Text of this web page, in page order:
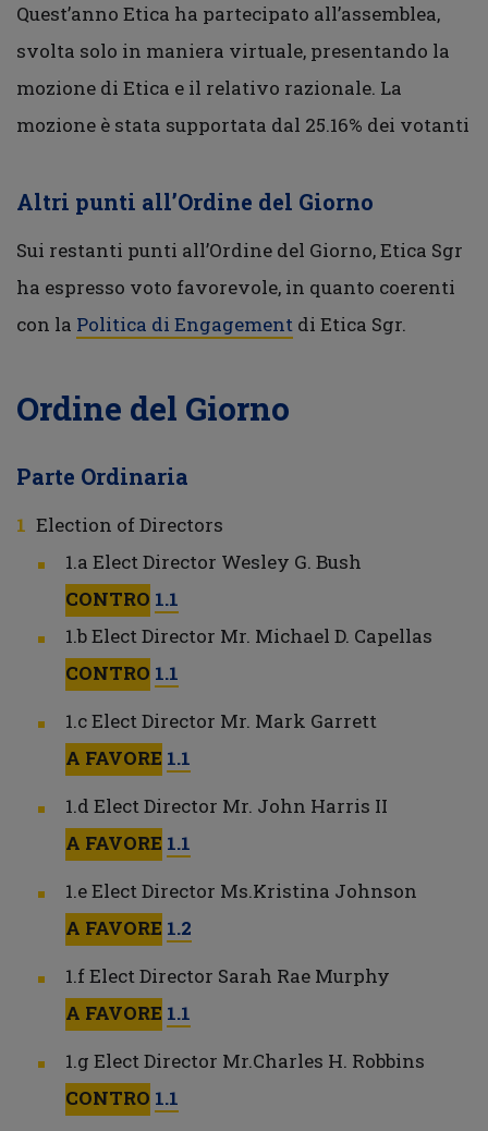
Quest’anno Etica ha partecipato all’assemblea,
svolta solo in maniera virtuale, presentando la
mozione di Etica e il relativo razionale. La
mozione è stata supportata dal 25.16% dei votanti
Altri punti all’Ordine del Giorno
Sui restanti punti all’Ordine del Giorno, Etica Sgr
ha espresso voto favorevole, in quanto coerenti
con la Politica di Engagement di Etica Sgr.
Ordine del Giorno
Parte Ordinaria
Election of Directors
1.a Elect Director Wesley G. Bush
CONTRO 1.1
1.b Elect Director Mr. Michael D. Capellas
CONTRO 1.1
1.c Elect Director Mr. Mark Garrett
A FAVORE 1.1
1.d Elect Director Mr. John Harris II
A FAVORE 1.1
1.e Elect Director Ms.Kristina Johnson
A FAVORE 1.2
1.f Elect Director Sarah Rae Murphy
A FAVORE 1.1
1.g Elect Director Mr.Charles H. Robbins
CONTRO 1.1